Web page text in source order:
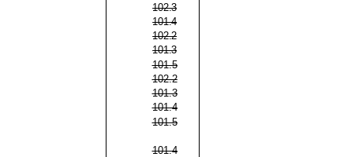
102.3
101.4
102.2
101.3
101.5
102.2
101.3
101.4
101.5
101.4